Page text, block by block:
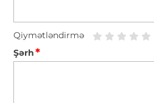
Qiymətləndirmə
Şərh*